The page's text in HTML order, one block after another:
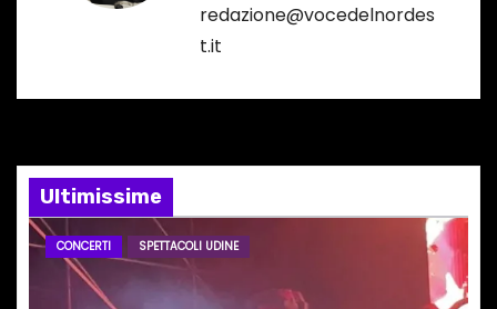
n
e
a
r
redazione@vocedelnordes
t.it
Ultimissime
CONCERTI SPETTACOLI UDINE